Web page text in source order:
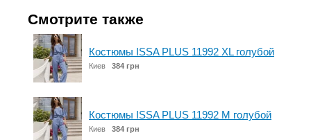
Смотрите также
Костюмы ISSA PLUS 11992 XL голубой
Киев 384 грн
Костюмы ISSA PLUS 11992 M голубой
Киев 384 грн